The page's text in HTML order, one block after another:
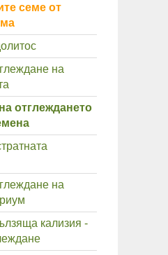
семе от
на
отглеждането
на
кализия -